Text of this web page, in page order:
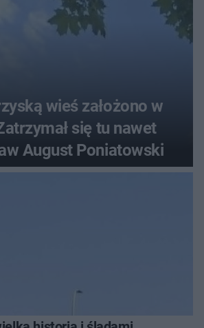
wieś założono w
się tu nawet
August Poniatowski